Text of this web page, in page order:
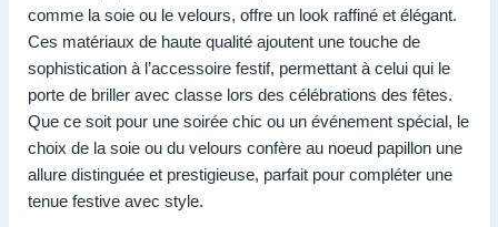
comme la soie ou le velours, offre un look raffiné et élégant.
Ces matériaux de haute qualité ajoutent une touche de
sophistication à l’accessoire festif, permettant à celui qui le
porte de briller avec classe lors des célébrations des fêtes.
Que ce soit pour une soirée chic ou un événement spécial, le
choix de la soie ou du velours confère au noeud papillon une
allure distinguée et prestigieuse, parfait pour compléter une
tenue festive avec style.